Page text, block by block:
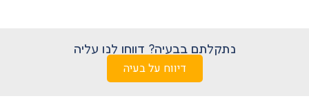
נתקלתם בבעיה? דווחו לנו עליה
דיווח על בעיה